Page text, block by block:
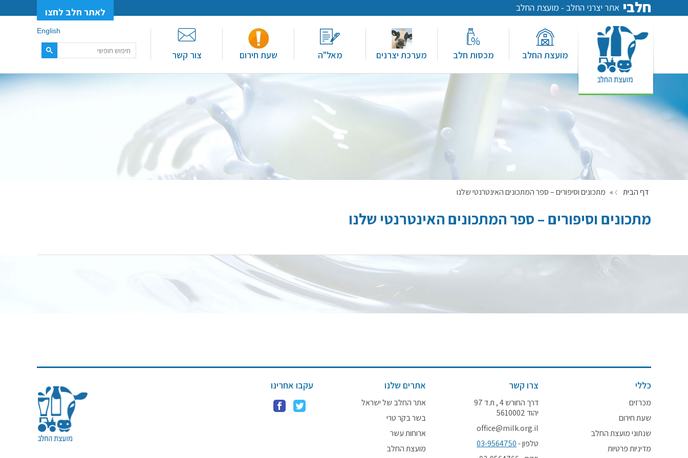
חלבי אתר יצרני החלב - מועצת החלב לאתר חלב לחצו
מועצת החלב מכסות חלב מערכת יצרנים מאל"ה שעת חירום צור קשר
English
דף הבית » מתכונים וסיפורים – ספר המתכונים האינטרנטי שלנו
מתכונים וסיפורים – ספר המתכונים האינטרנטי שלנו
כללי
מכרזים
שעת חירום
שנתוני מועצת החלב
מדיניות פרטיות
צרו קשר
דרך החורש 4 , ת.ד 97
יהוד 5610002
office@milk.org.il
טלפון -03-9564750
אתרים שלנו
אתר החלב של ישראל
בשר בקר טרי
ארוחות עשר
מועצת החלב
עקבו אחרינו